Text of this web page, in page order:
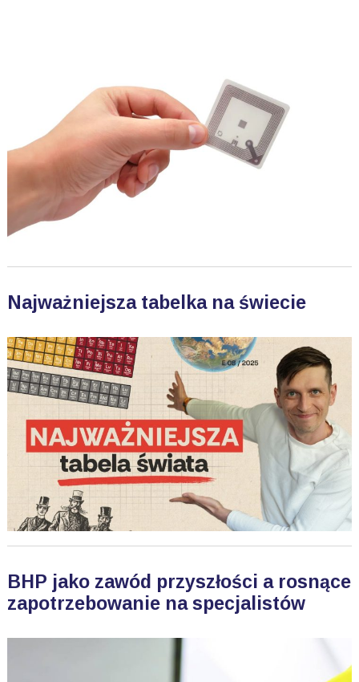
Najważniejsza tabelka na świecie
BHP jako zawód przyszłości a rosnące
zapotrzebowanie na specjalistów